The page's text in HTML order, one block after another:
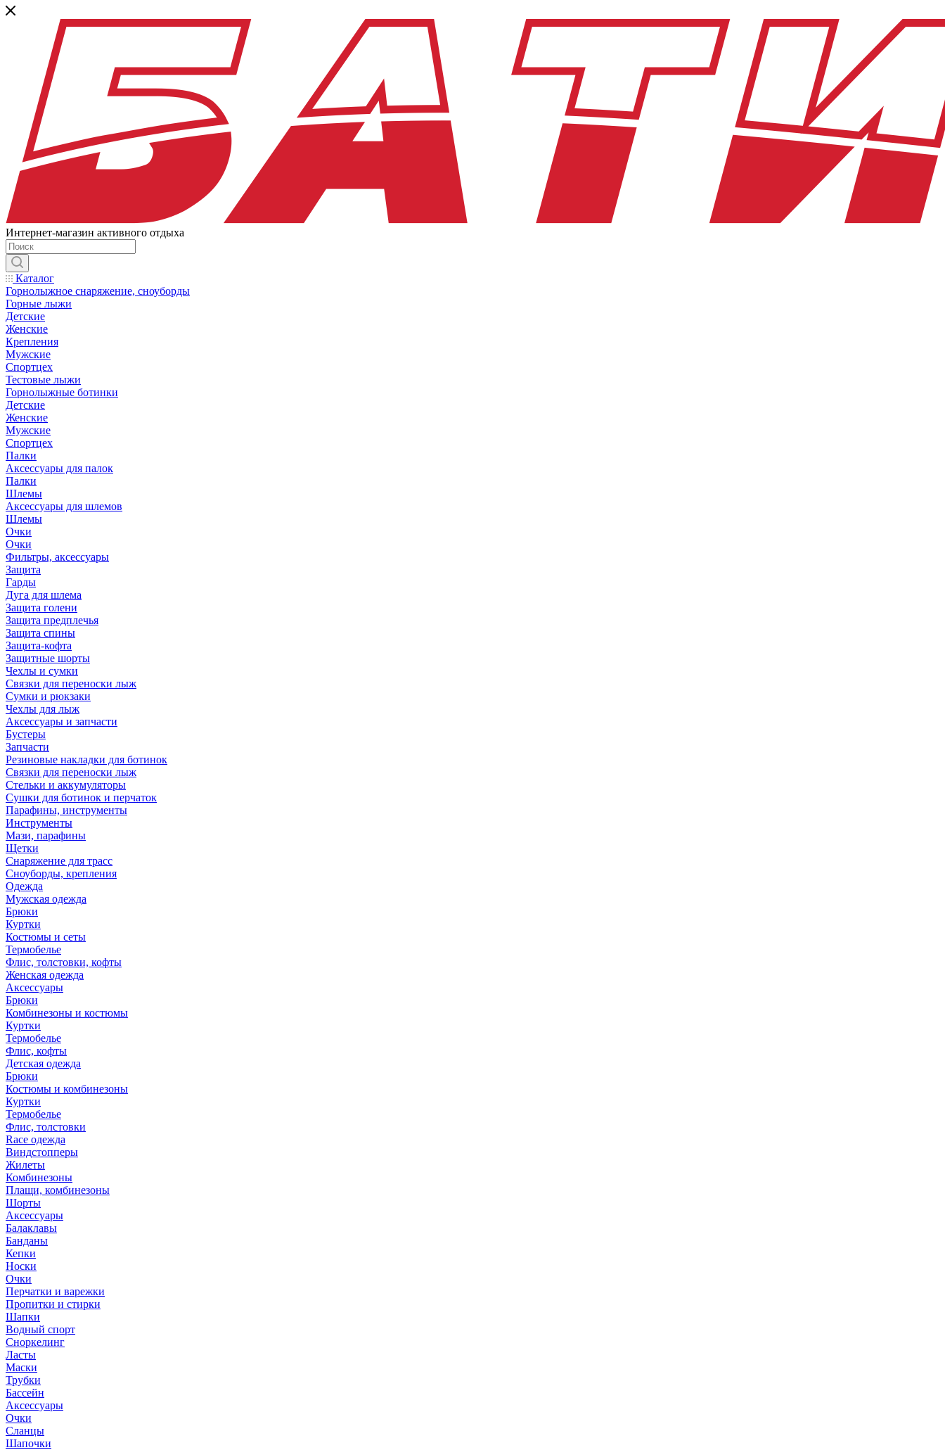
Интернет-магазин активного отдыха
Каталог
Горнолыжное снаряжение, сноуборды
Горные лыжи
Детские
Женские
Крепления
Мужские
Спортцех
Тестовые лыжи
Горнолыжные ботинки
Детские
Женские
Мужские
Спортцех
Палки
Аксессуары для палок
Палки
Шлемы
Аксессуары для шлемов
Шлемы
Очки
Очки
Фильтры, аксессуары
Защита
Гарды
Дуга для шлема
Защита голени
Защита предплечья
Защита спины
Защита-кофта
Защитные шорты
Чехлы и сумки
Связки для переноски лыж
Сумки и рюкзаки
Чехлы для лыж
Аксессуары и запчасти
Бустеры
Запчасти
Резиновые накладки для ботинок
Связки для переноски лыж
Стельки и аккумуляторы
Сушки для ботинок и перчаток
Парафины, инструменты
Инструменты
Мази, парафины
Щетки
Снаряжение для трасс
Сноуборды, крепления
Одежда
Мужская одежда
Брюки
Куртки
Костюмы и сеты
Термобелье
Флис, толстовки, кофты
Женская одежда
Аксессуары
Брюки
Комбинезоны и костюмы
Куртки
Термобелье
Флис, кофты
Детская одежда
Брюки
Костюмы и комбинезоны
Куртки
Термобелье
Флис, толстовки
Race одежда
Виндстопперы
Жилеты
Комбинезоны
Плащи, комбинезоны
Шорты
Аксессуары
Балаклавы
Банданы
Кепки
Носки
Очки
Перчатки и варежки
Пропитки и стирки
Шапки
Водный спорт
Сноркелинг
Ласты
Маски
Трубки
Бассейн
Аксессуары
Очки
Сланцы
Шапочки